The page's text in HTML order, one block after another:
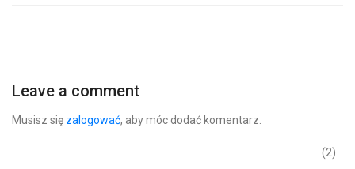
Leave a comment
Musisz się zalogować, aby móc dodać komentarz.
(2)